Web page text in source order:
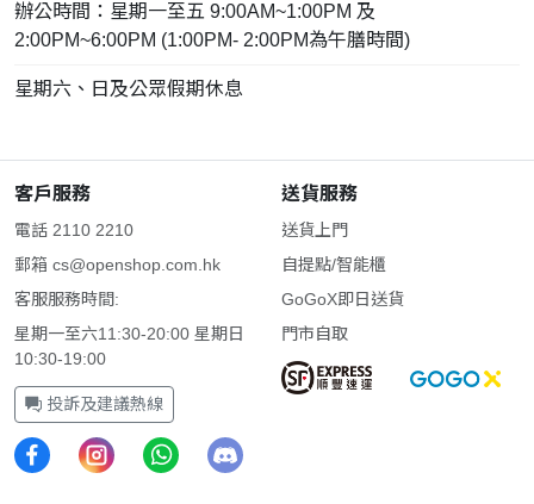
辦公時間：星期一至五 9:00AM~1:00PM 及
2:00PM~6:00PM (1:00PM- 2:00PM為午膳時間)
星期六、日及公眾假期休息
客戶服務
電話 2110 2210
郵箱 cs@openshop.com.hk
客服服務時間:
星期一至六11:30-20:00 星期日
10:30-19:00
投訴及建議熱線
送貨服務
送貨上門
自提點/智能櫃
GoGoX即日送貨
門市自取